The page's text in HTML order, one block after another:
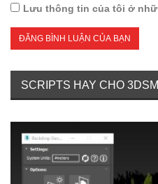
Lưu thông tin của tôi ở
SCRIPTS HAY CHO